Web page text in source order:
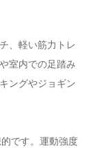
、軽い筋力トレ
室内での足踏み
ングやジョギン
です。運動強度